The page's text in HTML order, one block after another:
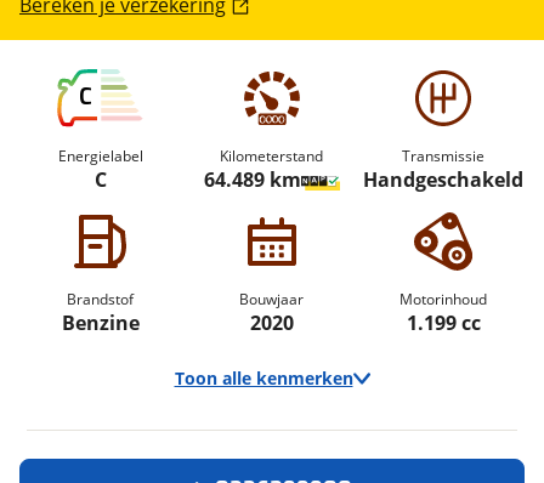
C
Energielabel
C
Kilometerstand
64.489 km
Transmissie
Handgeschakeld
Brandstof
Benzine
Bouwjaar
2020
Motorinhoud
1.199 cc
Toon alle kenmerken